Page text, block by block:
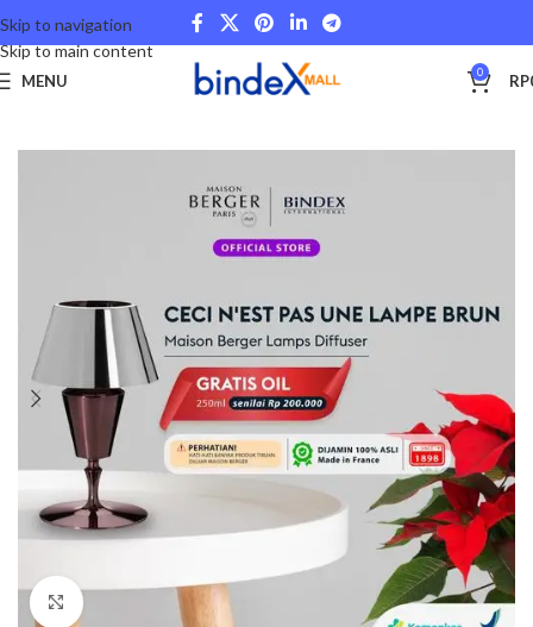
Skip to navigation
Skip to main content
MENU 0 RP
Beranda Maison Berger
Click to enlarge